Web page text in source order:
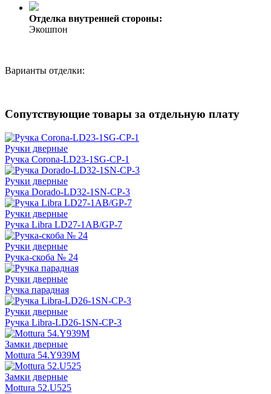
Отделка внутренней стороны:
Экошпон
Варианты отделки:
Сопутствующие товары за отдельную плату
Ручки дверные
Ручка Corona-LD23-1SG-CP-1
Ручки дверные
Ручка Dorado-LD32-1SN-CP-3
Ручки дверные
Ручка Libra LD27-1AB/GP-7
Ручки дверные
Ручка-скоба № 24
Ручки дверные
Ручка парадная
Ручки дверные
Ручка Libra-LD26-1SN-CP-3
Замки дверные
Mottura 54.Y939M
Замки дверные
Mottura 52.U525